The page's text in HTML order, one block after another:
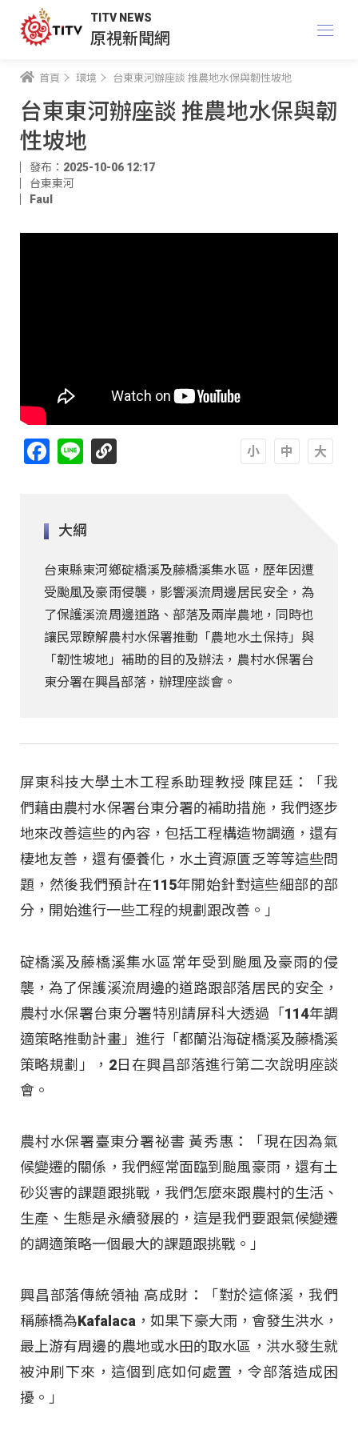
TITV NEWS
原視新聞網
首頁 環境 台東東河辦座談 推農地水保與韌性坡地
台東東河辦座談 推農地水保與韌
性坡地
發布：2025-10-06 12:17
台東東河
Faul
Facebook
Line
大綱
台東縣東河鄉碇橋溪及藤橋溪集水區，歷年因遭
受颱風及豪雨侵襲，影響溪流周邊居民安全，為
了保護溪流周邊道路、部落及兩岸農地，同時也
讓民眾瞭解農村水保署推動「農地水土保持」與
「韌性坡地」補助的目的及辦法，農村水保署台
東分署在興昌部落，辦理座談會。
屏東科技大學土木工程系助理教授 陳昆廷：「我
們藉由農村水保署台東分署的補助措施，我們逐步
地來改善這些的內容，包括工程構造物調適，還有
棲地友善，還有優養化，水土資源匱乏等等這些問
題，然後我們預計在115年開始針對這些細部的部
分，開始進行一些工程的規劃跟改善。」
碇橋溪及藤橋溪集水區常年受到颱風及豪雨的侵
襲，為了保護溪流周邊的道路跟部落居民的安全，
農村水保署台東分署特別請屏科大透過「114年調
適策略推動計畫」進行「都蘭沿海碇橋溪及藤橋溪
策略規劃」，2日在興昌部落進行第二次說明座談
會。
農村水保署臺東分署祕書 黃秀惠：「現在因為氣
候變遷的關係，我們經常面臨到颱風豪雨，還有土
砂災害的課題跟挑戰，我們怎麼來跟農村的生活、
生產、生態是永續發展的，這是我們要跟氣候變遷
的調適策略一個最大的課題跟挑戰。」
興昌部落傳統領袖 高成財：「對於這條溪，我們
稱藤橋為Kafalaca，如果下豪大雨，會發生洪水，
最上游有周邊的農地或水田的取水區，洪水發生就
被沖刷下來，這個到底如何處置，令部落造成困
擾。」